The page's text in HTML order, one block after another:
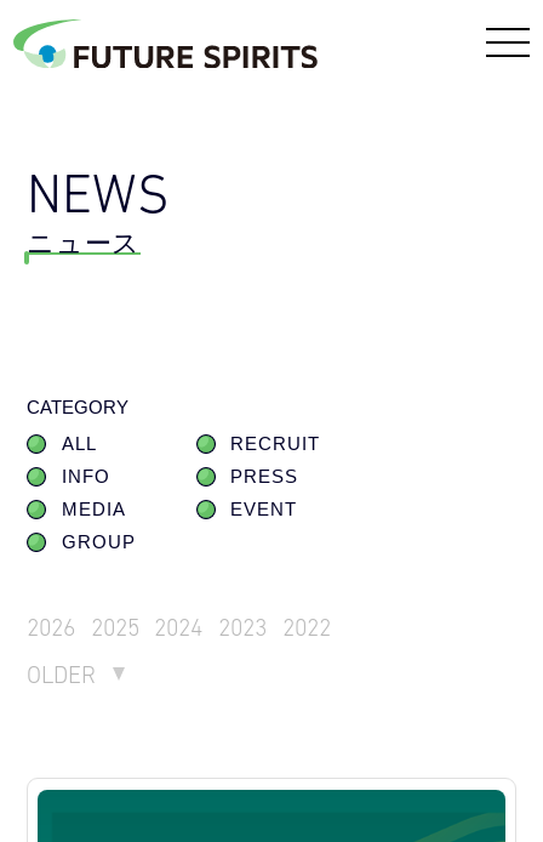
NEWS
ニュース
CATEGORY
ALL
RECRUIT
INFO
PRESS
MEDIA
EVENT
GROUP
2026 2025 2024 2023
2022
OLDER